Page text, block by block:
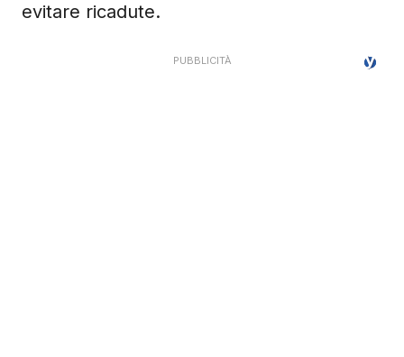
evitare ricadute.